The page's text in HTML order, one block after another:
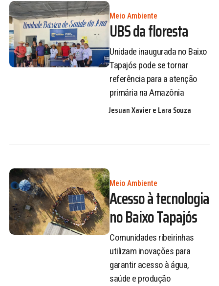
Meio Ambiente
UBS da floresta
Unidade inaugurada no Baixo
Tapajós pode se tornar
referência para a atenção
primária na Amazônia
Jesuan Xavier e Lara Souza
Meio Ambiente
Acesso à tecnologia
no Baixo Tapajós
Comunidades ribeirinhas
utilizam inovações para
garantir acesso à água,
saúde e produção